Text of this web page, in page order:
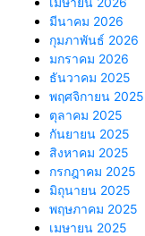
มีนาคม 2026
กุมภาพันธ์ 2026
มกราคม 2026
ธันวาคม 2025
พฤศจิกายน 2025
ตุลาคม 2025
กันยายน 2025
สิงหาคม 2025
กรกฎาคม 2025
มิถุนายน 2025
พฤษภาคม 2025
เมษายน 2025